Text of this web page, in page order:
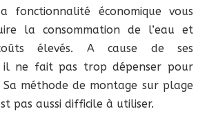
fonctionnalité économique vous
la consommation de l’eau et
élevés. A cause de ses
il ne fait pas trop dépenser pour
méthode de montage sur plage
pas aussi difficile à utiliser.